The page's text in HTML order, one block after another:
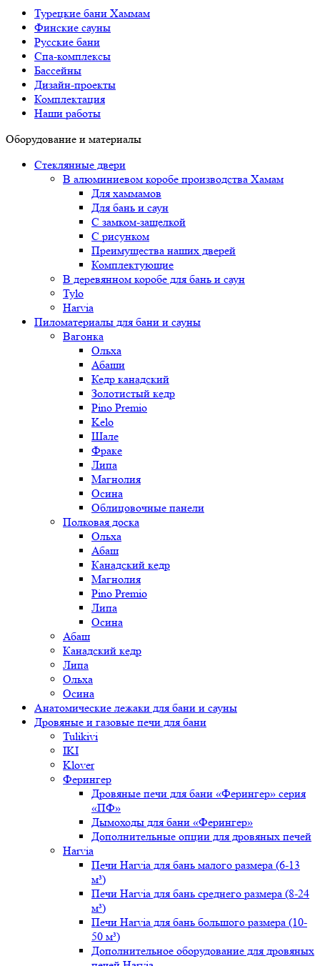
Турецкие бани Хаммам
Финские сауны
Русские бани
Спа-комплексы
Бассейны
Дизайн-проекты
Комплектация
Наши работы
Оборудование и материалы
Стеклянные двери
В алюминиевом коробе производства Хамам
Для хаммамов
Для бань и саун
С замком-защелкой
С рисунком
Преимущества наших дверей
Комплектующие
В деревянном коробе для бань и саун
Tylo
Harvia
Пиломатериалы для бани и сауны
Вагонка
Ольха
Абаши
Кедр канадский
Золотистый кедр
Pino Premio
Kelo
Шале
Фраке
Липа
Магнолия
Осина
Облицовочные панели
Полковая доска
Ольха
Абаш
Канадский кедр
Магнолия
Pino Premio
Липа
Осина
Абаш
Канадский кедр
Липа
Ольха
Осина
Анатомические лежаки для бани и сауны
Дровяные и газовые печи для бани
Tulikivi
IKI
Klover
Ферингер
Дровяные печи для бани «Ферингер» серия
«ПФ»
Дымоходы для бани «Ферингер»
Дополнительные опции для дровяных печей
Harvia
Печи Harvia для бань малого размера (6-13
м³)
Печи Harvia для бань среднего размера (8-24
м³)
Печи Harvia для бань большого размера (10-
50 м³)
Дополнительное оборудование для дровяных